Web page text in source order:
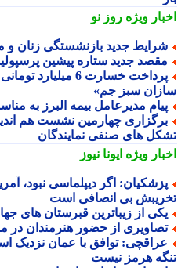
ویژهروز نو
جدید بازنشستگی زنان و
جدید ستاره پیشین
پرداخت خسارت 6
سبز جم»
مدیرعامل بیمه البرز به
چهارمین نشست هم اندیشی
های صنفی نمایندگان
ویژهایونا نیوز
اگر دیپلماسی نبود، آمریکا
بی انصافی است
از زیباترین قبرستان های جهان
از حضور هنرمندان در
توافق با عمان نزدیک است/
هرمز نیست